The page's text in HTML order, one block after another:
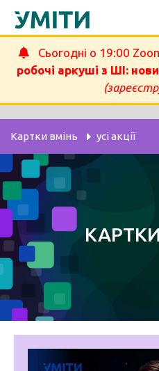
Перейти
Сьогодні о 19:00
робочі аркуші з ШІ:
Картки вмінь усі акції